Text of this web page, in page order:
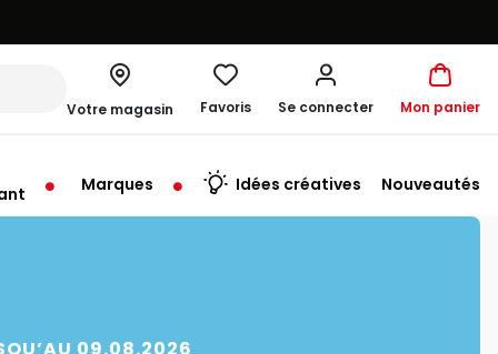
Votre magasin
à 19:00
Favoris Se connecter Mon panier
Marques Idées créatives Nouveautés